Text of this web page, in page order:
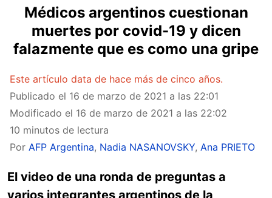
Médicos argentinos cuestionan
muertes por covid-19 y dicen
falazmente que es como una gripe
Este artículo data de hace más de cinco años.
Publicado el 16 de marzo de 2021 a las 22:01
Modificado el 16 de marzo de 2021 a las 22:02
10 minutos de lectura
Por AFP Argentina, Nadia NASANOVSKY, Ana PRIETO
El video de una ronda de preguntas a
varios integrantes argentinos de la